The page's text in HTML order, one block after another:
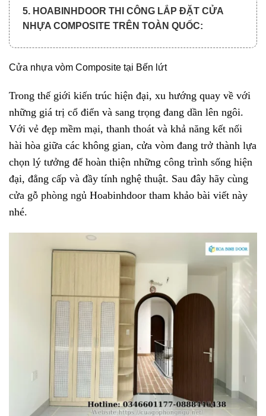
5. HOABINHDOOR THI CÔNG LẮP ĐẶT CỬA
NHỰA COMPOSITE TRÊN TOÀN QUỐC:
Cửa nhựa vòm Composite tại Bến lứt
Trong thế giới kiến trúc hiện đại, xu hướng quay về với
những giá trị cổ điển và sang trọng đang dần lên ngôi.
Với vẻ đẹp mềm mại, thanh thoát và khả năng kết nối
hài hòa giữa các không gian, cửa vòm đang trở thành lựa
chọn lý tưởng để hoàn thiện những công trình sống hiện
đại, đẳng cấp và đầy tính nghệ thuật. Sau đây hãy cùng
cửa gỗ phòng ngủ Hoabinhdoor tham khảo bài viết này
nhé.